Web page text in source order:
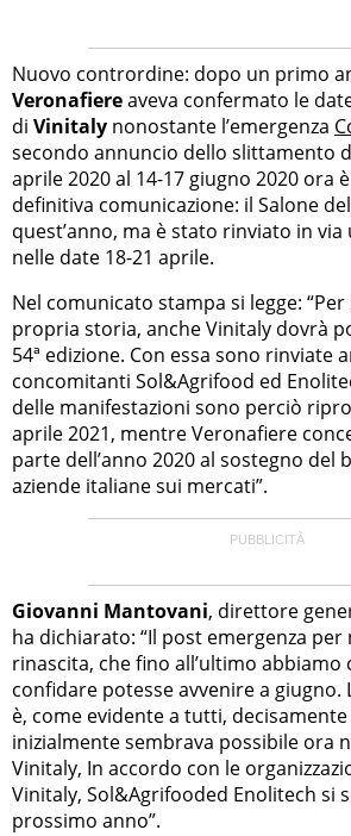
Nuovo contrordine: dopo un primo
Veronafiereaveva confermato le
di Vinitaly nonostante l’emergenza
secondo annuncio dello slittamento
aprile 2020 al 14-17 giugno 2020 ora
definitiva comunicazione: il Salone del
quest’anno, ma è stato rinviato in via
nelle date 18-21 aprile.
Nel comunicato stampa si legge:
propria storia, anche Vinitaly dovrà
54ª edizione. Con essa sono rinviate
concomitanti Sol&Agrifood ed
delle manifestazioni sono perciò
aprile 2021, mentre Veronafiere
parte dell’anno 2020 al sostegno del
aziende italiane sui mercati”.
Giovanni Mantovani, direttore
ha dichiarato: “Il post emergenza per
rinascita, che fino all’ultimo abbiamo
confidare potesse avvenire a giugno.
è, come evidente a tutti,
inizialmente sembrava possibile ora
Vinitaly, In accordo con le
Vinitaly, Sol&Agrifooded Enolitech si
prossimo anno”.